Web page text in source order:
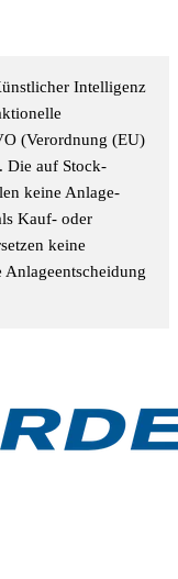
Intelligenz
(Verordnung (EU)
. Die auf Stock-
keine Anlage-
Kauf- oder
keine